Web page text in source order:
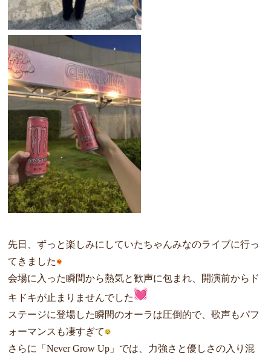
先日、ずっと楽しみにしていたちゃんみなのライブに行っ
てきました
会場に入った瞬間から熱気と歓声に包まれ、開演前からド
キドキが止まりませんでした
ステージに登場した瞬間のオーラは圧倒的で、歌声もパフ
ォーマンスも凄すぎて
さらに「Never Grow Up」では、力強さと優しさの入り混